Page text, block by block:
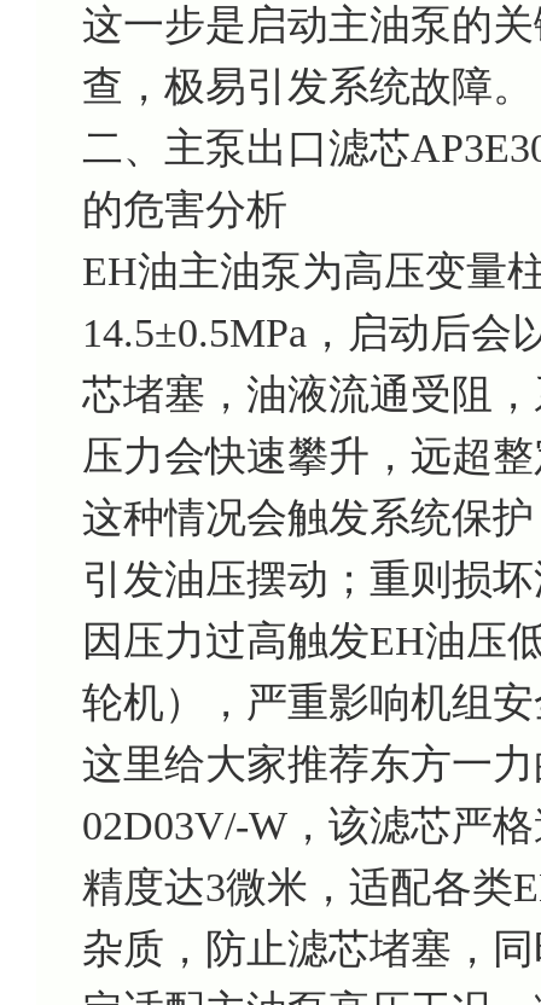
这一步是启动主油泵的
查，极易引发系统故障。
二、主泵出口滤芯
的危害分析
EH油主油泵为高压变量
14.5±0.5MPa，启动后
芯堵塞，油液流通受阻
压力会快速攀升，远超
这种情况会触发系统保
引发油压摆动；重则损
因压力过高触发EH油压
轮机），严重影响机组
这里给大家推荐东方一
02D03V/-W，该滤芯严
精度达3微米，适配各类
杂质，防止滤芯堵塞，